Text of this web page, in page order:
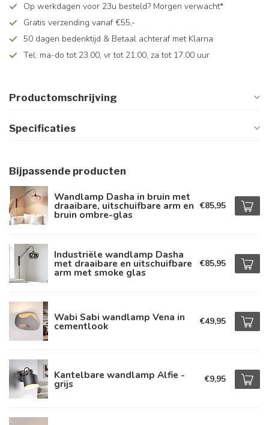
Op werkdagen voor 23u besteld? Morgen verwacht*
Gratis verzending vanaf €55,-
50 dagen bedenktijd & Betaal achteraf met Klarna
Tel: ma-do tot 23.00, vr tot 21.00, za tot 17.00 uur
Productomschrijving
Specificaties
Bijpassende producten
Wandlamp Dasha in bruin met
draaibare, uitschuifbare arm en
bruin ombre-glas
€85,95
Industriële wandlamp Dasha
met draaibare en uitschuifbare
arm met smoke glas
€85,95
Wabi Sabi wandlamp Vena in
cementlook €49,95
Kantelbare wandlamp Alfie -
grijs €9,95